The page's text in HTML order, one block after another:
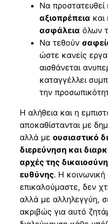
Να προστατευθεί
αξιοπρέπεια και
ασφάλεια όλων
Να τεθούν
ώστε κανείς
αισθάνεται
καταγγέλλει
την
Η αλήθεια και η
αποκαθίστανται με
αλλά με ουσιαστικό
διερεύνηση και
αρχές της
ευθύνης. Η
επικαλούμαστε, δεν
αλλά με αλληλεγγύη,
ακριβώς για αυτό